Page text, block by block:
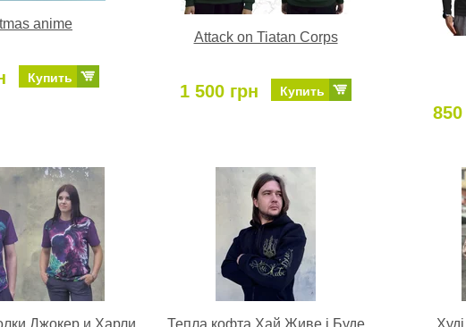
anime
Купить
Attack on Tiatan Corps
1 500 грн Купить
850
Джокер и Харли Тепла кофта Хай Живе і Буде